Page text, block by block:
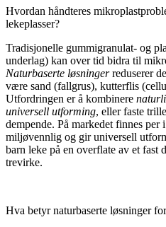
Hvordan håndteres
lekeplasser?
Tradisjonelle gummigranulat- og
underlag) kan over tid bidra til
Naturbaserte løsningerreduserer
være sand (fallgrus), kutterflis
Utfordringen er å kombinere
universell utforming, eller faste
dempende. På markedet finnes
miljøvennlig og gir universell
barn leke på en overflate av et fast
trevirke.
Hva betyr naturbaserte løsninger